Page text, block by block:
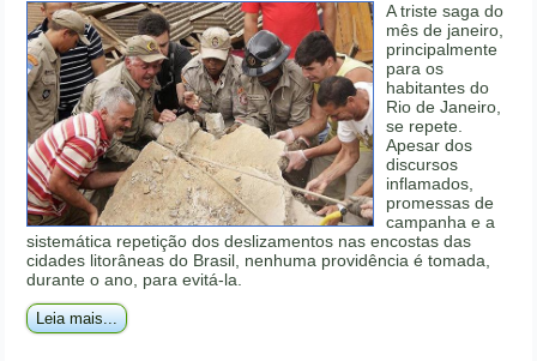
A triste saga do
mês de janeiro,
principalmente
para os
habitantes do
Rio de Janeiro,
se repete.
Apesar dos
discursos
inflamados,
promessas de
campanha e a
sistemática repetição dos deslizamentos nas encostas das
cidades litorâneas do Brasil, nenhuma providência é tomada,
durante o ano, para evitá-la.
Leia mais...